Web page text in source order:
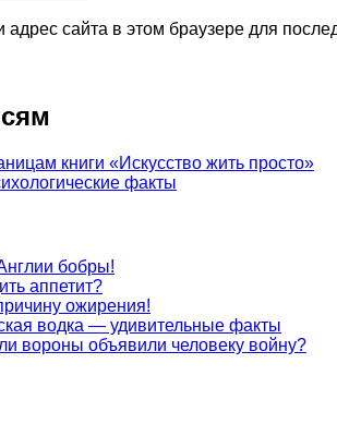
сайта в этом браузере для
книги «Искусство жить просто»
факты
бобры!
аппетит?
ожирения!
водка — удивительные факты
вороны объявили человеку войну?